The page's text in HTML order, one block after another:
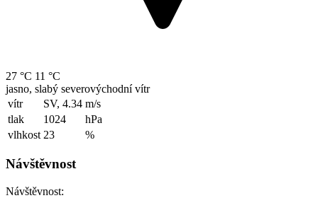
27 °C 11 °C
jasno, slabý severovýchodní vítr
vítr
SV, 4.34 m/s
tlak
1024
hPa
vlhkost 23 %
Návštěvnost
Návštěvnost: